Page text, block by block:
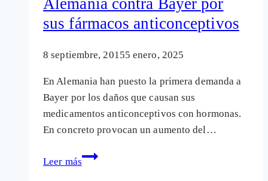
se
convierte
enfermedad
sus fármacos anticonceptivos
8 septiembre, 20155 enero, 2025
En Alemania han puesto la primera demanda a
Bayer por los daños que causan sus
medicamentos anticonceptivos con hormonas.
En concreto provocan un aumento del…
Leer más
Primera